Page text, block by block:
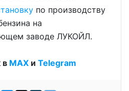
по производству
на
заводе ЛУКОЙЛ.
в МАХ и Telegram